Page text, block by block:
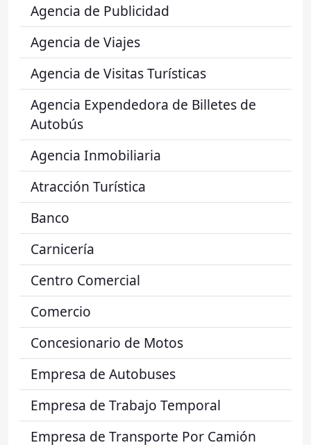
Agencia de Publicidad
Agencia de Viajes
Agencia de Visitas Turísticas
Agencia Expendedora de Billetes de
Autobús
Agencia Inmobiliaria
Atracción Turística
Banco
Carnicería
Centro Comercial
Comercio
Concesionario de Motos
Empresa de Autobuses
Empresa de Trabajo Temporal
Empresa de Transporte Por Camión